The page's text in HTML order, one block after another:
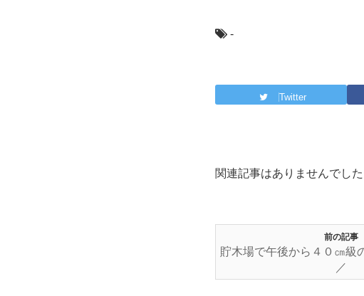
-
Twitter
関連記事はありませんでした
前の記事
貯木場で午後から４０㎝級
／